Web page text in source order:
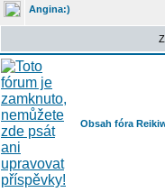
Angina:)
Obsah fóra